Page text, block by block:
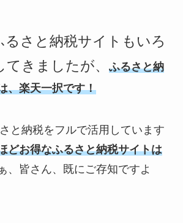
るさと納税サイトもいろ
きましたが、
ふるさと納
、楽天一択です！
と納税をフルで活用しています
どお得なふるさと納税サイトは
、皆さん、既にご存知ですよ